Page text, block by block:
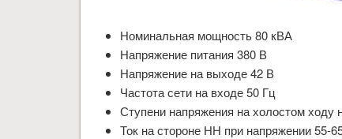
Номинальная мощность 80 кВА
Напряжение питания 380 В
Напряжение на выходе 42 В
Частота сети на входе 50 Гц
Ступени напряжения на холостом ходу
Ток на стороне НН при напряжении 55-